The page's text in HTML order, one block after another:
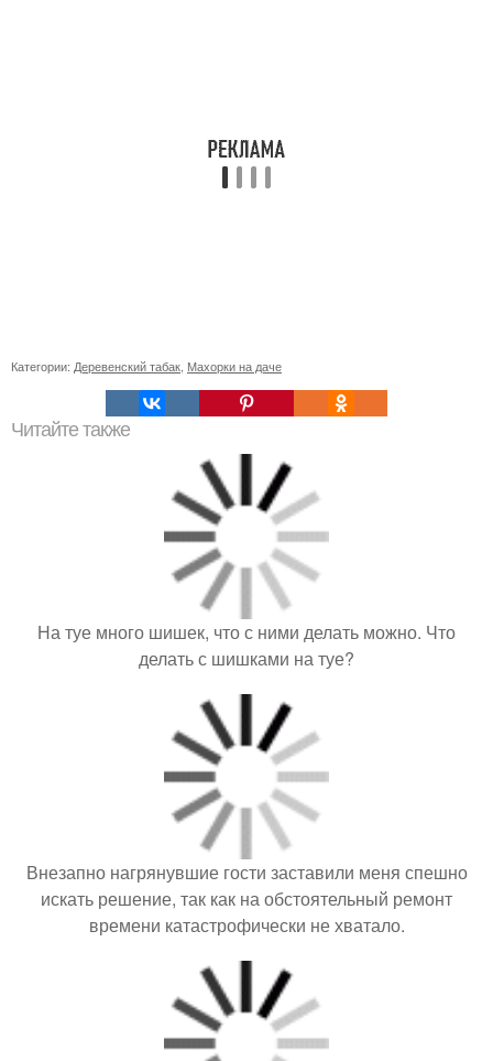
Категории: Деревенский табак Махорки на даче
Читайте также
На туе много шишек, что с ними делать можно. Что
делать с шишками на туе?
Внезапно нагрянувшие гости заставили меня спешно
искать решение, так как на обстоятельный ремонт
времени катастрофически не хватало.